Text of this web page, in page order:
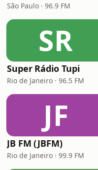
São Paulo · 96.9 FM
SR
Super Rádio Tupi
Rio de Janeiro · 96.5 FM
JF
JB FM (JBFM)
Rio de Janeiro · 99.9 FM